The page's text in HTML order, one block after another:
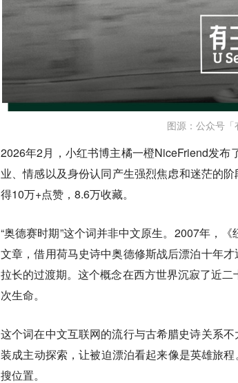
图源：公众号「
2026年2月，小红书博主橘一橙NiceFriend发布
业、情感以及身份认同产生强烈焦虑和迷茫的阶
得10万+点赞，8.6万收藏。
“奥德赛时期”这个词并非中文原生。2007年，
文章，借用荷马史诗中奥德修斯战后漂泊十年
拉长的过渡期。这个概念在西方世界沉寂了近
次生命。
这个词在中文互联网的流行与古希腊史诗关系
装成主动探索，让被迫漂泊看起来像是英雄旅
搜位置。